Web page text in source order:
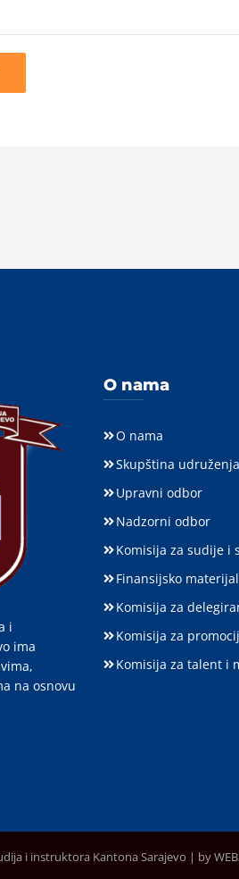
i
ima
na osnovu
O nama
O nama
Skupština udruženja
Upravni odbor
Nadzorni odbor
Komisija za sudije i
Finansijsko
Komisija za
Komisija za
Komisija za talent i
i instruktora Kantona Sarajevo | by